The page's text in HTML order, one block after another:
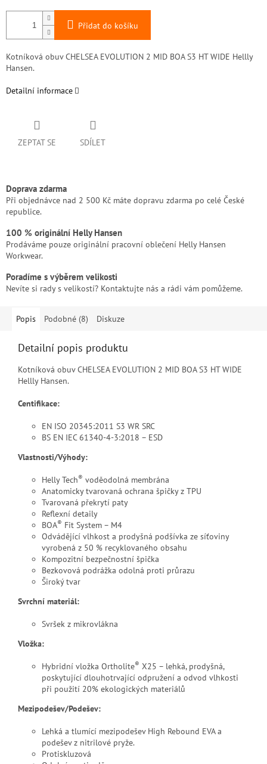
Přidat do košíku
Kotníková obuv CHELSEA EVOLUTION 2 MID BOA S3 HT WIDE Hellly
Hansen.
Detailní informace
ZEPTAT SE SDÍLET
Doprava zdarma
Při objednávce nad 2 500 Kč máte dopravu zdarma po celé České
republice.
100 % originální Helly Hansen
Prodáváme pouze originální pracovní oblečení Helly Hansen
Workwear.
Poradíme s výběrem velikosti
Nevíte si rady s velikostí? Kontaktujte nás a rádi vám pomůžeme.
Popis Podobné (8) Diskuze
Detailní popis produktu
Kotníková obuv CHELSEA EVOLUTION 2 MID BOA S3 HT WIDE
Hellly Hansen.
Centifikace:
EN ISO 20345:2011 S3 WR SRC
BS EN IEC 61340-4-3:2018 – ESD
Vlastnosti/Výhody:
Helly Tech® voděodolná membrána
Anatomicky tvarovaná ochrana špičky z TPU
Tvarovaná překrytí paty
Reflexní detaily
BOA® Fit System – M4
Odvádějící vlhkost a prodyšná podšívka ze síťoviny
vyrobená z 50 % recyklovaného obsahu
Kompozitní bezpečnostní špička
Bezkovová podrážka odolná proti průrazu
Široký tvar
Svrchní materiál:
Svršek z mikrovlákna
Vložka:
Hybridní vložka Ortholite® X25 – lehká, prodyšná,
poskytující dlouhotrvající odpružení a odvod vlhkosti
při použití 20% ekologických materiálů
Mezipodešev/Podešev:
Lehká a tlumící mezipodešev High Rebound EVA a
podešev z nitrilové pryže.
Protiskluzová